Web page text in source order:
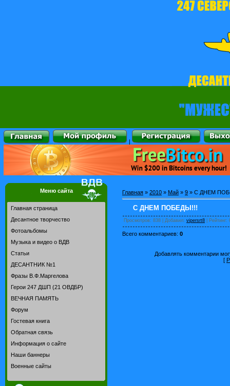
|
Меню сайта
Главная страница
Десантное творчество
Фотоальбомы
Музыка и видео о ВДВ
Статьи
ДЕСАНТНИК №1
Фразы В.Ф.Маргелова
Герои 247 ДШП (21 ОВДБР)
ВЕЧНАЯ ПАМЯТЬ
Форум
Гостевая книга
Обратная связь
Информация о сайте
Наши баннеры
Военные сайты
Главная » 2010 » Май » 9 » С ДНЕМ
С ДНЕМ ПОБЕДЫ!!!
Просмотров: 838 | Добавил: vipersrt8 Рейтинг:
Всего комментариев: 0
Добавлять комментарии
[